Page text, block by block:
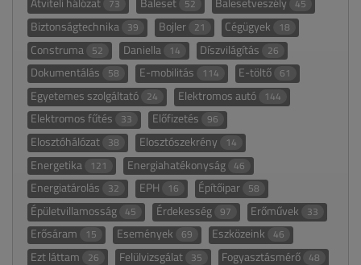
Átviteli hálózat 73 Baleset 52 Balesetveszély 45
Biztonságtechnika 39 Bojler 21 Cégügyek 18
Construma 52 Daniella 14 Díszvilágítás 26
Dokumentálás 58 E-mobilitás 114 E-töltő 61
Egyetemes szolgáltató 24 Elektromos autó 144
Elektromos fűtés 33 Előfizetés 96
Elosztóhálózat 38 Elosztószekrény 14
Energetika 121 Energiahatékonyság 46
Energiatárolás 32 EPH 16 Építőipar 58
Épületvillamosság 45 Érdekesség 97 Erőművek 33
Erősáram 15 Események 69 Eszközeink 46
Ezt láttam 26 Felülvizsgálat 35 Fogyasztásmérő 48